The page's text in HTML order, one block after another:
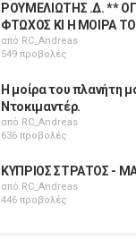
ΡΟΥΜΕΛΙΩΤΗΣ .Δ. **
ΦΤΩΧΟΣ ΚΙ Η ΜΟΙΡΑ
από RC_Andreas
549 προβολές
Η μοίρα του πλανήτη
Ντοκιμαντέρ.
από RC_Andreas
636 προβολές
ΚΥΠΡΙΟΣ ΣΤΡΑΤΟΣ -
από RC_Andreas
446 προβολές